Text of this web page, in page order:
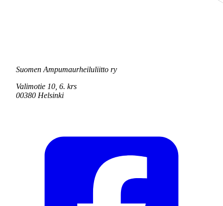
Suomen Ampumaurheiluliitto ry
Valimotie 10, 6. krs
00380 Helsinki